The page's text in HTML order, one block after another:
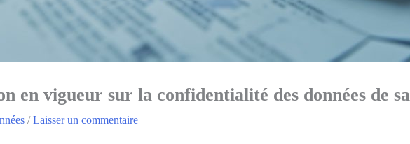
en vigueur sur la confidentialité des données de
/Laisser un commentaire